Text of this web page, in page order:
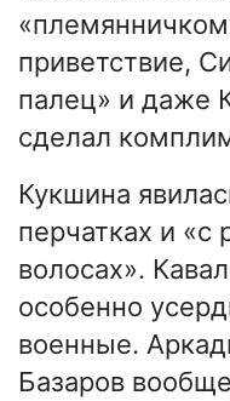
приветствие,
палец» и даже
сделал
Кукшина
перчатках и «с
волосах».
особенно
военные.
Базаров